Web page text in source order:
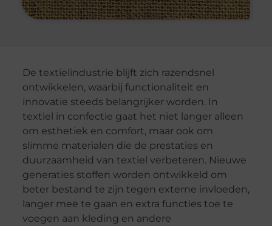
De textielindustrie blijft zich razendsnel
ontwikkelen, waarbij functionaliteit en
innovatie steeds belangrijker worden. In
textiel in confectie gaat het niet langer alleen
om esthetiek en comfort, maar ook om
slimme materialen die de prestaties en
duurzaamheid van textiel verbeteren. Nieuwe
generaties stoffen worden ontwikkeld om
beter bestand te zijn tegen externe invloeden,
langer mee te gaan en extra functies toe te
voegen aan kleding en andere